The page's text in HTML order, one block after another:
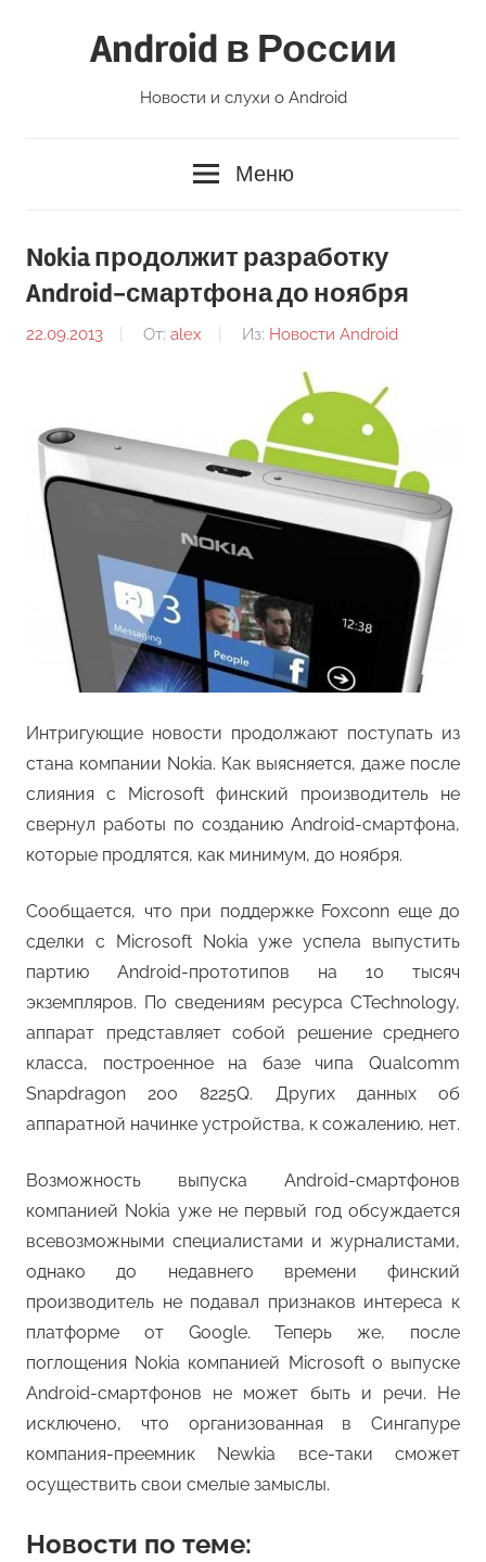
Android в России
Новости и слухи о Android
Меню
Nokia продолжит разработку
Android-смартфона до ноября
22.09.2013 От: alex Из: Новости Android
Интригующие новости продолжают поступать из
стана компании Nokia. Как выясняется, даже после
слияния с Microsoft финский производитель не
свернул работы по созданию Android-смартфона,
которые продлятся, как минимум, до ноября.
Сообщается, что при поддержке Foxconn еще до
сделки с Microsoft Nokia уже успела выпустить
партию Android-прототипов на 10 тысяч
экземпляров. По сведениям ресурса CTechnology,
аппарат представляет собой решение среднего
класса, построенное на базе чипа Qualcomm
Snapdragon 200 8225Q. Других данных об
аппаратной начинке устройства, к сожалению, нет.
Возможность выпуска Android-смартфонов
компанией Nokia уже не первый год обсуждается
всевозможными специалистами и журналистами,
однако до недавнего времени финский
производитель не подавал признаков интереса к
платформе от Google. Теперь же, после
поглощения Nokia компанией Microsoft о выпуске
Android-смартфонов не может быть и речи. Не
исключено, что организованная в Сингапуре
компания-преемник Newkia все-таки сможет
осуществить свои смелые замыслы.
Новости по теме: